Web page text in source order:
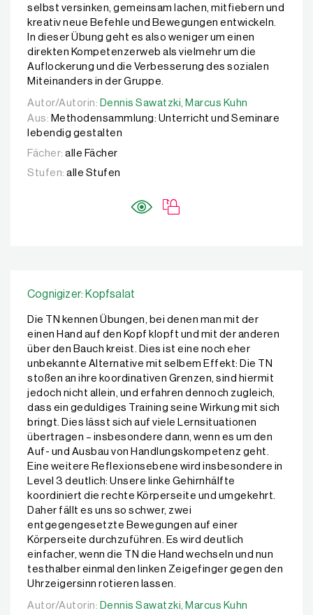
selbst versinken, gemeinsam lachen, mitfiebern und
kreativ neue Befehle und Bewegungen entwickeln.
In dieser Übung geht es also weniger um einen
direkten Kompetenzerweb als vielmehr um die
Auflockerung und die Verbesserung des sozialen
Miteinanders in der Gruppe.
Autor/Autorin: Dennis Sawatzki, Marcus Kuhn
Autor/Autorin: Dennis Sawatzki, Marcus Kuhn
Aus: Methodensammlung: Unterricht und Seminare
lebendig gestalten
Fächer: alle Fächer
Stufen: alle Stufen
Cognigizer: Kopfsalat
Die TN kennen Übungen, bei denen man mit der
einen Hand auf den Kopf klopft und mit der anderen
über den Bauch kreist. Dies ist eine noch eher
unbekannte Alternative mit selbem Effekt: Die TN
stoßen an ihre koordinativen Grenzen, sind hiermit
jedoch nicht allein, und erfahren dennoch zugleich,
dass ein geduldiges Training seine Wirkung mit sich
bringt. Dies lässt sich auf viele Lernsituationen
übertragen – insbesondere dann, wenn es um den
Auf- und Ausbau von Handlungskompetenz geht.
Eine weitere Reflexionsebene wird insbesondere in
Level 3 deutlich: Unsere linke Gehirnhälfte
koordiniert die rechte Körperseite und umgekehrt.
Daher fällt es uns so schwer, zwei
entgegengesetzte Bewegungen auf einer
Körperseite durchzuführen. Es wird deutlich
einfacher, wenn die TN die Hand wechseln und nun
testhalber einmal den linken Zeigefinger gegen den
Uhrzeigersinn rotieren lassen.
Autor/Autorin: Dennis Sawatzki, Marcus Kuhn
Autor/Autorin: Dennis Sawatzki, Marcus Kuhn